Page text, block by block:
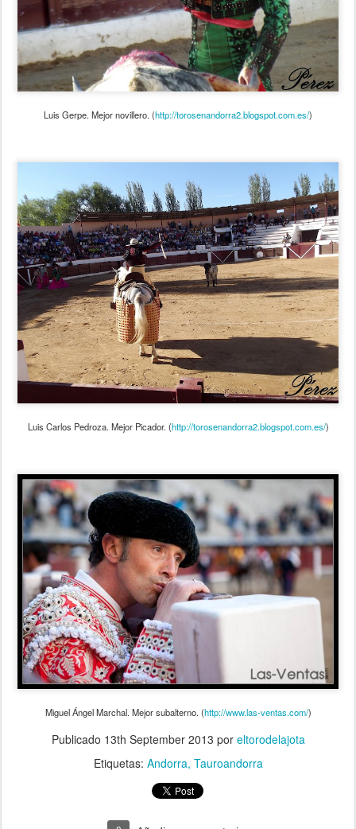
Luis Gerpe. Mejor novillero. (http://torosenandorra2.blogspot.com.es/)
Luis Carlos Pedroza. Mejor Picador. (http://torosenandorra2.blogspot.com.es/)
Miguel Ángel Marchal. Mejor subalterno. (http://www.las-ventas.com/)
Publicado 13th September 2013 por eltorodelajota
Etiquetas: Andorra Tauroandorra